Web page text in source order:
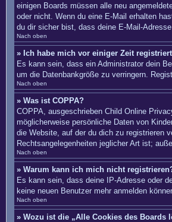
einigen Boards müssen alle neu
oder nicht. Wenn du eine E-Mail erhalten
du dir sicher bist, dass deine E-Mail-
Nach oben
» Ich habe mich vor einiger Zeit
Es kann sein, dass ein Administrator dein
um die Datenbankgröße zu verringern.
Nach oben
» Was ist COPPA?
COPPA, ausgeschrieben Child Online
möglicherweise persönliche Daten von
die Website, auf der du dich zu registrieren
Rechtsangelegenheiten jeglicher Art ist;
Nach oben
» Warum kann ich mich nicht
Es kann sein, dass deine IP-Adresse oder
keine neuen Benutzer mehr anmelden
Nach oben
» Wozu ist die „Alle Cookies des Boards